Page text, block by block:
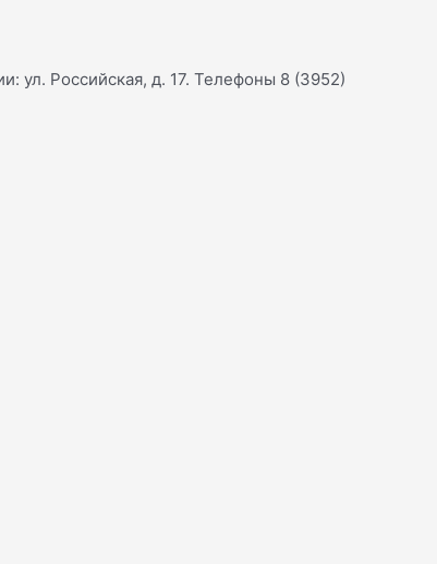
ул. Российская, д. 17. Телефоны 8 (3952)